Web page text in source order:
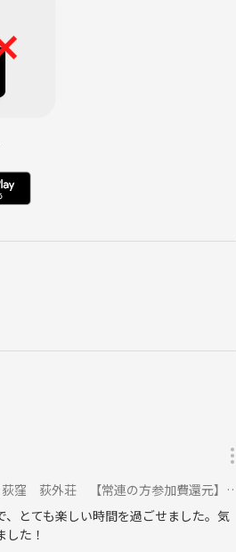
荻外荘 【常連の方参加費還元】に参加
とても楽しい時間を過ごせました。気
た！